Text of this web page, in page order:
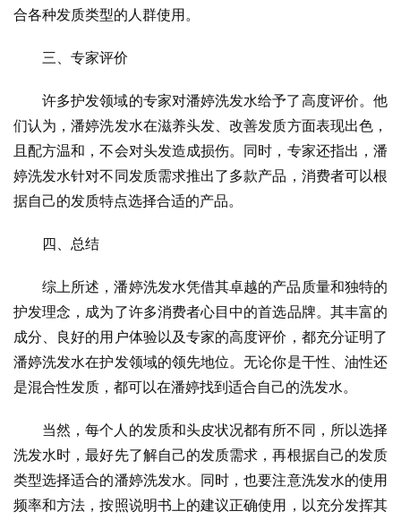
合各种发质类型的人群使用。
三、专家评价
许多护发领域的专家对潘婷洗发水给予了高度评价。他
们认为，潘婷洗发水在滋养头发、改善发质方面表现出色，
且配方温和，不会对头发造成损伤。同时，专家还指出，潘
婷洗发水针对不同发质需求推出了多款产品，消费者可以根
据自己的发质特点选择合适的产品。
四、总结
综上所述，潘婷洗发水凭借其卓越的产品质量和独特的
护发理念，成为了许多消费者心目中的首选品牌。其丰富的
成分、良好的用户体验以及专家的高度评价，都充分证明了
潘婷洗发水在护发领域的领先地位。无论你是干性、油性还
是混合性发质，都可以在潘婷找到适合自己的洗发水。
当然，每个人的发质和头皮状况都有所不同，所以选择
洗发水时，最好先了解自己的发质需求，再根据自己的发质
类型选择适合的潘婷洗发水。同时，也要注意洗发水的使用
频率和方法，按照说明书上的建议正确使用，以充分发挥其